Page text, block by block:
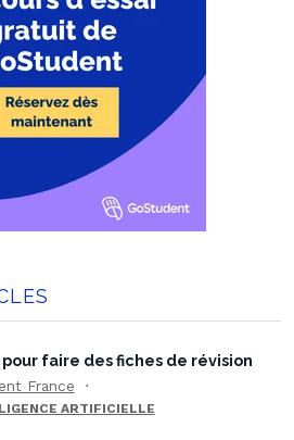
pour faire des fiches de révision
France
ARTIFICIELLE